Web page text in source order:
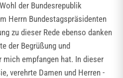
der Bundesrepublik
Herrn Bundestagspräsidenten
zu dieser Rede ebenso danken
der Begrüßung und
mich empfangen hat. In dieser
verehrte Damen und Herren -